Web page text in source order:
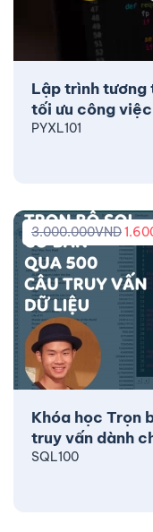
Lập trình tương
tối ưu công việc
PYXL101
Khóa học Trọn
truy vấn dành
3.000.000VND
SQL100